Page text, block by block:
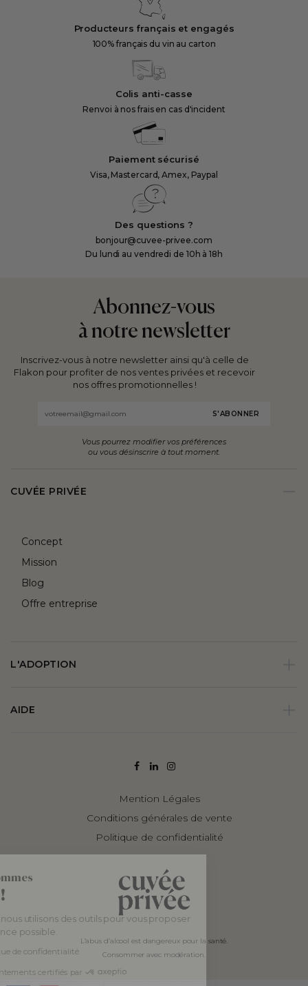
Producteurs français et engagés
100% français du vin au carton
Colis anti-casse
Renvoi à nos frais en cas d'incident
Paiement sécurisé
Visa, Mastercard, Amex, Paypal
Des questions ?
bonjour@cuvee-privee.com
Du lundi au vendredi de 10h à 18h
Abonnez-vous
à notre newsletter
Inscrivez-vous à notre newsletter ainsi qu'à celle de
Flakon pour profiter de nos ventes privées et recevoir
nos offres promotionnelles !
Email
Vous pourrez modifier vos préférences
ou vous désinscrire à tout moment.
CUVÉE PRIVÉE
Concept
Mission
Blog
Offre entreprise
L'ADOPTION
AIDE
Mention Légales
Conditions générales de vente
Politique de confidentialité
L’abus d’alcool est dangereux pour la santé.
Consommer avec modération.
Bonjour, nous sommes
Chez Cuvée Privée, nous utilisons des outils pour vous proposer
la meilleure expérience possible.
Consulter notre politique de confidentialité
Consentements certifiés par